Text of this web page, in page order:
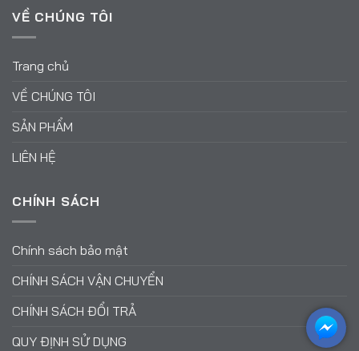
VỀ CHÚNG TÔI
Trang chủ
VỀ CHÚNG TÔI
SẢN PHẨM
LIÊN HỆ
CHÍNH SÁCH
Chính sách bảo mật
CHÍNH SÁCH VẬN CHUYỂN
CHÍNH SÁCH ĐỔI TRẢ
QUY ĐỊNH SỬ DỤNG